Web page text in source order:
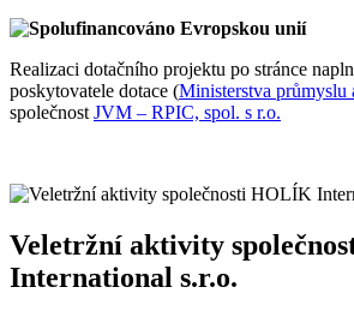
Realizaci dotačního projektu po stránce
poskytovatele dotace (Ministerstva průmyslu
společnostJVM – RPIC, spol. s r.o.
Veletržní aktivity
International s.r.o.